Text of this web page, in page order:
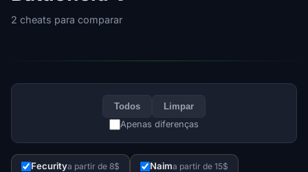
2 cheats para comparar
Todos
Limpar
Apenas diferenças
Fecuritya partir de 8$ Naima partir de 15$